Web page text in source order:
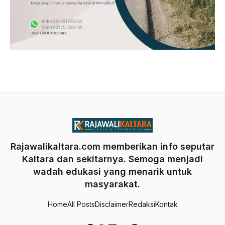
Rajawalikaltara.com memberikan info seputar
Kaltara dan sekitarnya. Semoga menjadi
wadah edukasi yang menarik untuk
masyarakat.
HomeAll PostsDisclaimerRedaksiKontak